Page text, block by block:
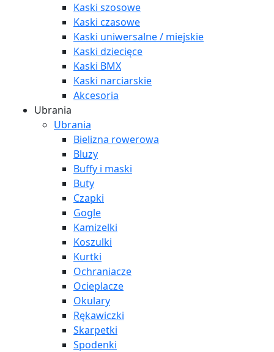
Kaski szosowe
Kaski czasowe
Kaski uniwersalne / miejskie
Kaski dziecięce
Kaski BMX
Kaski narciarskie
Akcesoria
Ubrania
Ubrania
Bielizna rowerowa
Bluzy
Buffy i maski
Buty
Czapki
Gogle
Kamizelki
Koszulki
Kurtki
Ochraniacze
Ocieplacze
Okulary
Rękawiczki
Skarpetki
Spodenki